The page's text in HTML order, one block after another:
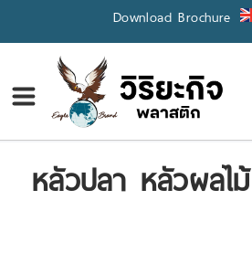
Skip
to
Download Brochure
หลัวปลา หลัวผลไม้